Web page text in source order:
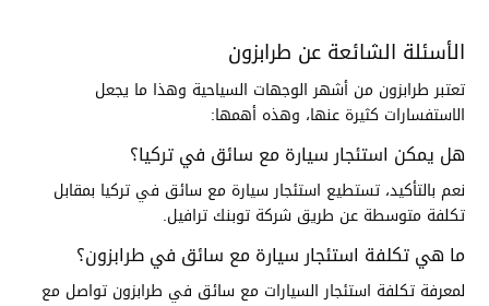
الأسئلة الشائعة عن طرابزون
تعتبر طرابزون من أشهر الوجهات السياحية وهذا ما يجعل
الاستفسارات كثيرة عنها، وهذه أهمها:
هل يمكن استئجار سيارة مع سائق في تركيا؟
نعم بالتأكيد، تستطيع استئجار سيارة مع سائق في تركيا بمقابل
تكلفة متوسطة عن طريق شركة توبنك ترافيل.
ما هي تكلفة استئجار سيارة مع سائق في طرابزون؟
لمعرفة تكلفة استئجار السيارات مع سائق في طرابزون تواصل مع